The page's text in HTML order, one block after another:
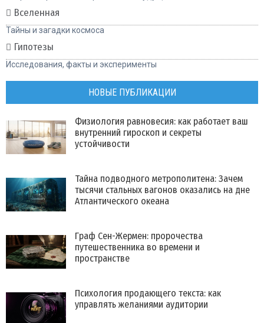
Вселенная
Тайны и загадки космоса
Гипотезы
Исследования, факты и эксперименты
НОВЫЕ ПУБЛИКАЦИИ
Физиология равновесия: как работает ваш
внутренний гироскоп и секреты
устойчивости
Тайна подводного метрополитена: Зачем
тысячи стальных вагонов оказались на дне
Атлантического океана
Граф Сен-Жермен: пророчества
путешественника во времени и
пространстве
Психология продающего текста: как
управлять желаниями аудитории